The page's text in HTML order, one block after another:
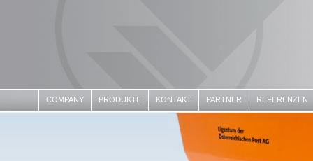
COMPANY PRODUKTE KONTAKT PARTNER REFERENZEN